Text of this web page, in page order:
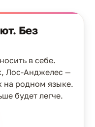
Без
в себе.
Лос-Анджелес —
на родном языке.
будет легче.